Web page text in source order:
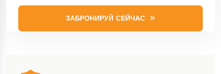
ЗАБРОНИРУЙ СЕЙЧАС